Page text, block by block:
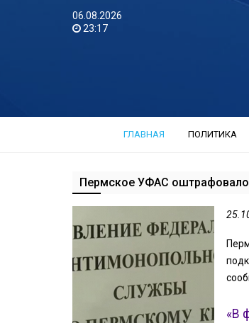
06.08.2026
23:17
ГЛАВНАЯ ПОЛИТИКА
Пермское УФАС
«В